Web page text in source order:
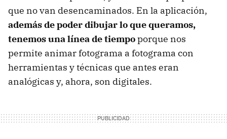
que no van desencaminados. En la aplicación,
además de poder dibujar lo que queramos,
tenemos una línea de tiempoporque nos
permite animar fotograma a fotograma con
herramientas y técnicas que antes eran
analógicas y, ahora, son digitales.